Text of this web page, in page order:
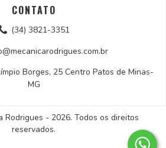
CONTATO
(34) 3821-3351
Borges, 25 Centro Patos de Minas-
MG
Rodrigues - 2026. Todos os direitos
reservados.